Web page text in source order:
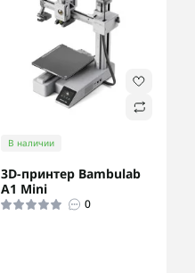
В наличии
3D-принтер Bambulab
A1 Mini
0